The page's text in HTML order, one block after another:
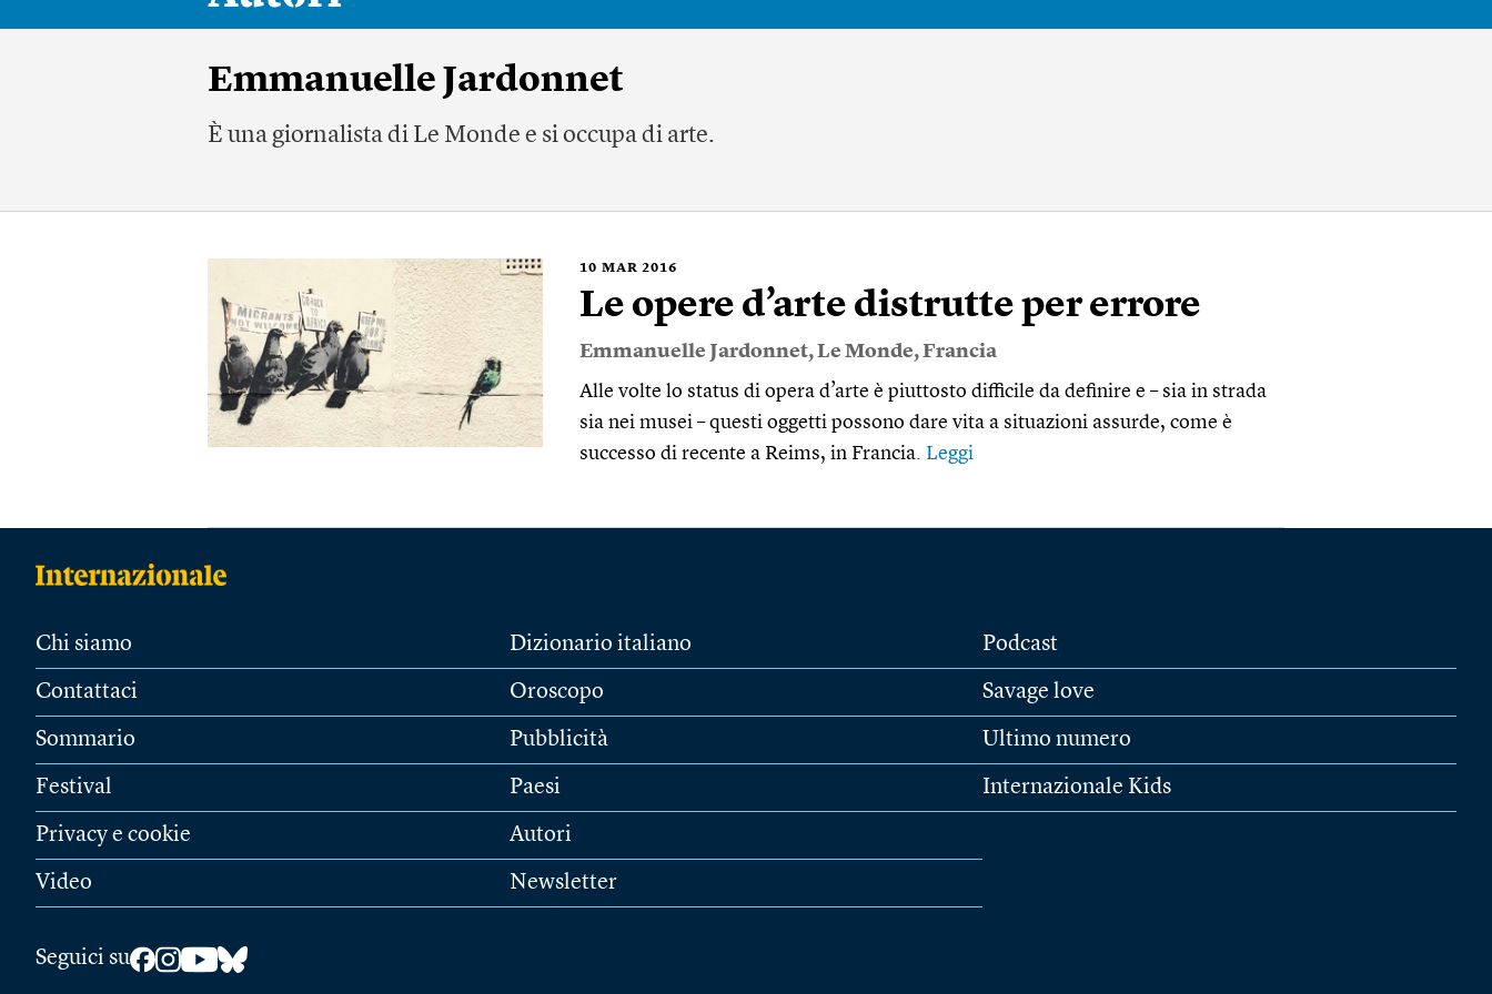
Emmanuelle Jardonnet
È una giornalista di Le Monde e si occupa di arte.
10 MAR 2016
Le opere d’arte distrutte per errore
Emmanuelle Jardonnet,Le Monde,Francia
Alle volte lo status di opera d’arte è piuttosto difficile da definire e – sia in strada
sia nei musei – questi oggetti possono dare vita a situazioni assurde, come è
successo di recente a Reims, in Francia. Leggi
Chi siamo
Contattaci
Sommario
Festival
Privacy e cookie
Video
Dizionario italiano
Oroscopo
Pubblicità
Paesi
Autori
Newsletter
Podcast
Savage love
Ultimo numero
Internazionale Kids
Seguici su